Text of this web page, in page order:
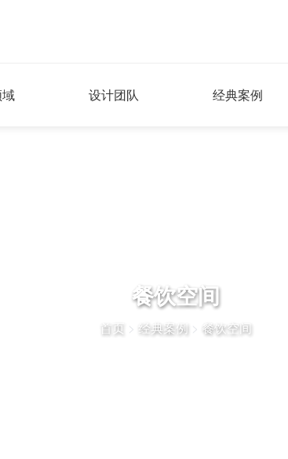
设计团队 经典案例
餐饮空间
首页 > 经典案例> 餐饮空间